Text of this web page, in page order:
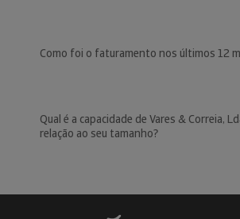
Como foi o faturamento nos últimos 12
Qual é a capacidade de Vares & Correia,
relação ao seu tamanho?